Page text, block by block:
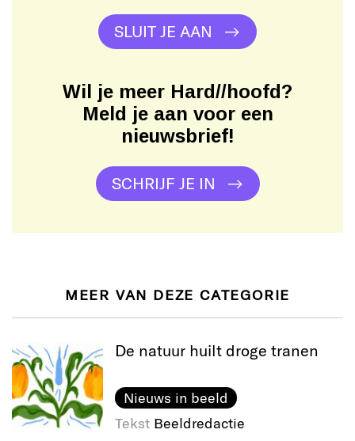
SLUIT JE AAN
Wil je meer Hard//hoofd?
Meld je aan voor een
nieuwsbrief!
SCHRIJF JE IN
MEER VAN DEZE CATEGORIE
De natuur huilt droge tranen
Nieuws in beeld
Tekst Beeldredactie